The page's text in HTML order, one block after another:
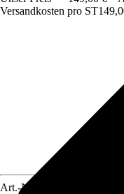
Versandkosten pro ST
Art.-Nr.